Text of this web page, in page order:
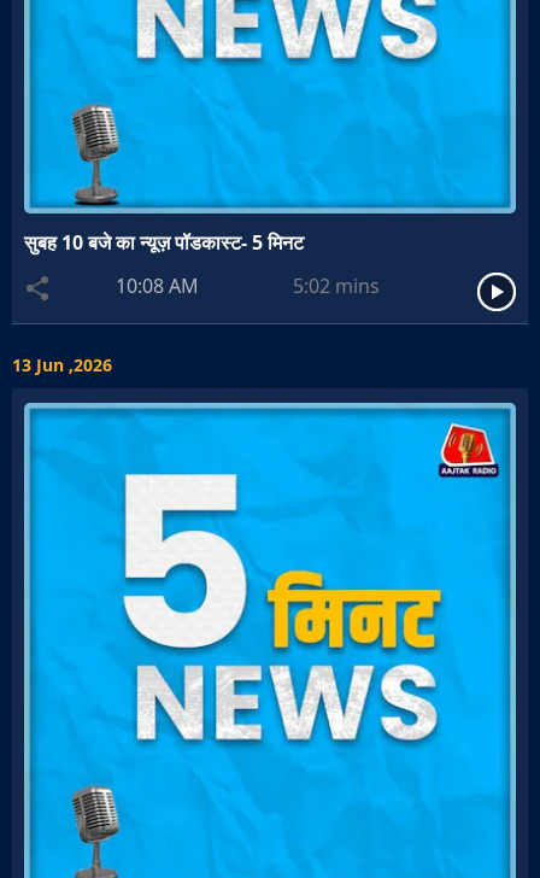
सुबह 10 बजे का न्यूज़ पॉडकास्ट- 5 मिनट
10:08 AM
5:02 mins
13 Jun ,2026